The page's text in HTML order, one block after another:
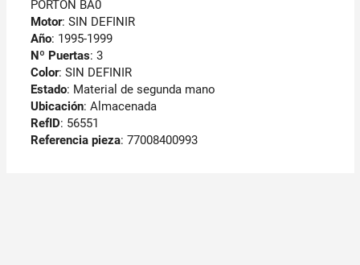
PORTÓN BA0
Motor: SIN DEFINIR
Año: 1995-1999
Nº Puertas: 3
Color: SIN DEFINIR
Estado: Material de segunda mano
Ubicación: Almacenada
RefID: 56551
Referencia pieza: 77008400993